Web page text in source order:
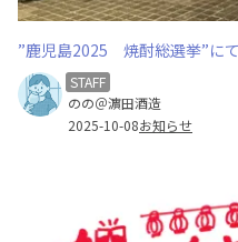
”鹿児島2025 焼酎総選挙”に
STAFF
のの＠濵田酒造
2025-10-08お知らせ